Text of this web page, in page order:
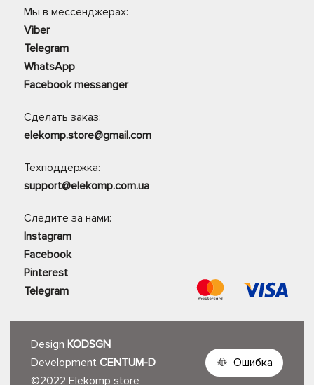
Мы в мессенджерах:
Viber
Telegram
WhatsApp
Facebook messanger
Сделать заказ:
elekomp.store@gmail.com
Техподдержка:
support@elekomp.com.ua
Следите за нами:
Instagram
Facebook
Pinterest
Telegram
Design KODSGN
Development CENTUM-D
©2022 Elekomp store
Ошибка